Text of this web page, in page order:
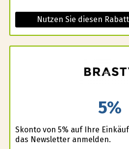
Nutzen Sie diesen
5%
Skonto von 5% auf Ihre
das Newsletter anmelden.